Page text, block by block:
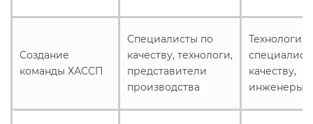
Создание
команды ХАССП
Специалисты по
качеству, технологи,
представители
производства
Технологи,
качеству,
инженеры